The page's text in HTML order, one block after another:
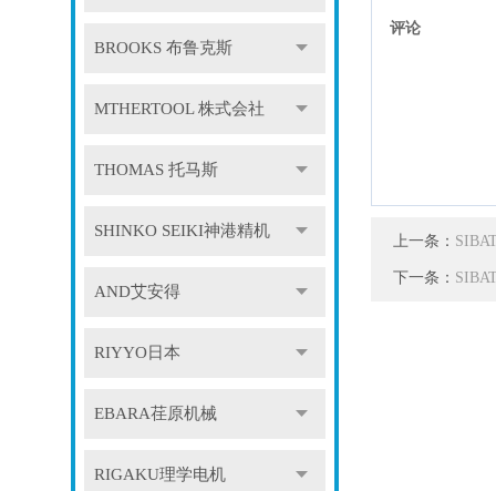
BROOKS 布鲁克斯
MTHERTOOL 株式会社
THOMAS 托马斯
SHINKO SEIKI神港精机
AND艾安得
RIYYO日本
EBARA荏原机械
RIGAKU理学电机
评论
上一条：
下一条：